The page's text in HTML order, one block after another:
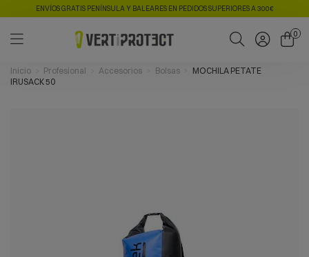
ENVÍOS GRATIS PENÍNSULA Y BALEARES EN PEDIDOS SUPERIORES A 300€
0
Inicio Profesional Accesorios Bolsas
MOCHILA PETATE
IRUSACK 50